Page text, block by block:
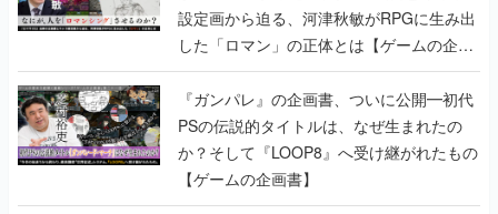
設定画から迫る、河津秋敏がRPGに生み出
した「ロマン」の正体とは【ゲームの企画
書】
『ガンパレ』の企画書、ついに公開━初代
PSの伝説的タイトルは、なぜ生まれたの
か？そして『LOOP8』へ受け継がれたもの
【ゲームの企画書】